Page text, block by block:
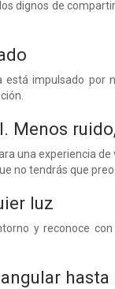
dignos de
está impulsado
Menos
una experiencia
no tendrás que
luz
y reconoce